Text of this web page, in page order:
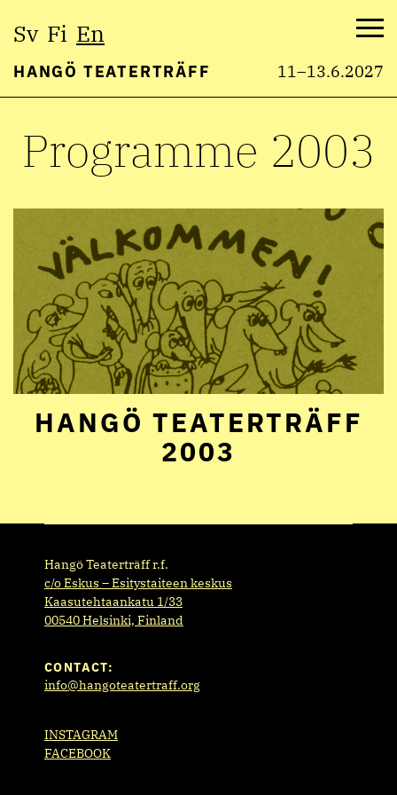
content
Sv Fi En
HANGÖ TEATERTRÄFF 11–13.6.2027
Programme 2003
HANGÖ TEATERTRÄFF
2003
Hangö Teaterträff r.f.
c/o Eskus – Esitystaiteen keskus
Kaasutehtaankatu 1/33
00540 Helsinki, Finland
CONTACT:
info@hangoteatertraff.org
INSTAGRAM
FACEBOOK